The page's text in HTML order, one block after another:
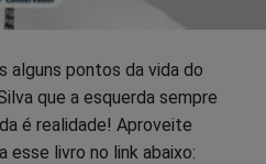
alguns pontos da vida do
que a esquerda sempre
é realidade! Aproveite
esse livro no link abaixo: